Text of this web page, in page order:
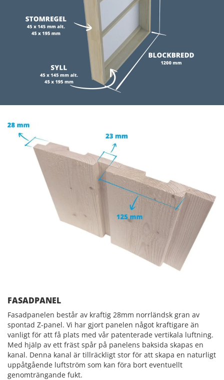
FASADPANEL
Fasadpanelen består av kraftig 28mm norrländsk gran av
spontad Z-panel. Vi har gjort panelen något kraftigare än
vanligt för att få plats med vår patenterade vertikala luftning.
Med hjälp av ett fräst spår på panelens baksida skapas en
kanal. Denna kanal är tillräckligt stor för att skapa en naturligt
uppåtgående luftström som kan föra bort eventuellt
genomträngande fukt.